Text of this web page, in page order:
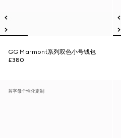
GG Marmont系列双色小号钱包
£380
首字母个性化定制